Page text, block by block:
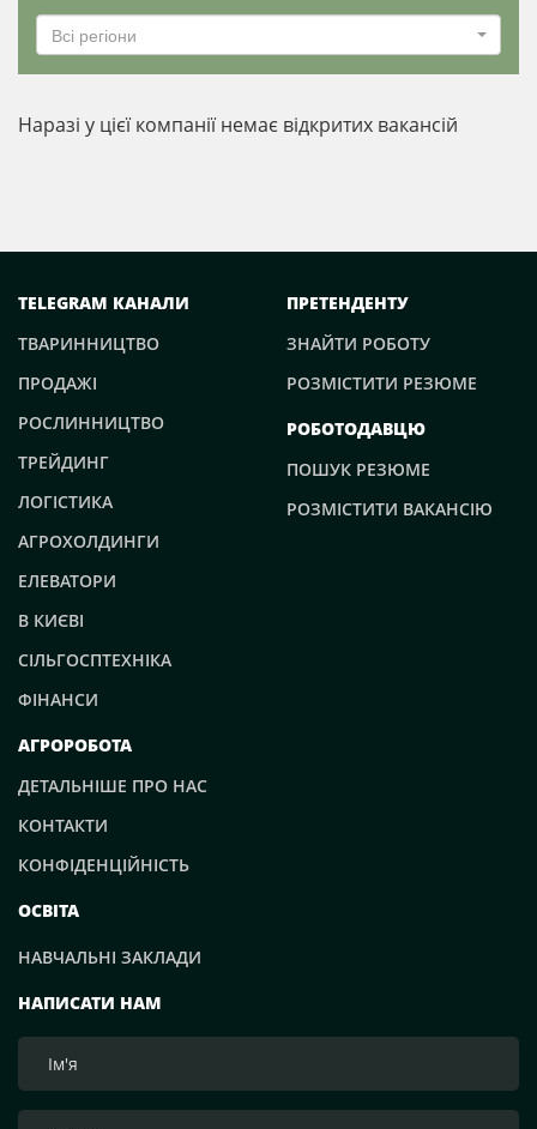
Всі регіони
Наразі у цієї компанії немає відкритих вакансій
НАПИСАТИ НАМ
TELEGRAM КАНАЛИ
ТВАРИННИЦТВО
ПРОДАЖІ
РОСЛИННИЦТВО
ТРЕЙДИНГ
ЛОГІСТИКА
АГРОХОЛДИНГИ
ЕЛЕВАТОРИ
В КИЄВІ
СІЛЬГОСПТЕХНІКА
ФІНАНСИ
ПРЕТЕНДЕНТУ
ЗНАЙТИ РОБОТУ
РОЗМІСТИТИ РЕЗЮМЕ
РОБОТОДАВЦЮ
ПОШУК РЕЗЮМЕ
РОЗМІСТИТИ ВАКАНСІЮ
АГРОРОБОТА
ДЕТАЛЬНІШЕ ПРО НАС
КОНТАКТИ
КОНФІДЕНЦІЙНІСТЬ
ОСВІТА
НАВЧАЛЬНІ ЗАКЛАДИ